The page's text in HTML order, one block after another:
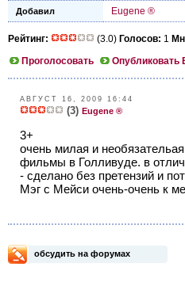
Добавил Eugene ®
Рейтинг: (3.0) Голосов: 1
Проголосовать
Опубликовать
АВГУСТ 16, 2009 16:44
(3) Eugene ®
3+
очень милая и
фильмы в Голливуде. в
- сделано без претензий и
Мэг с Мейси очень-очень к
обсудить на форумах